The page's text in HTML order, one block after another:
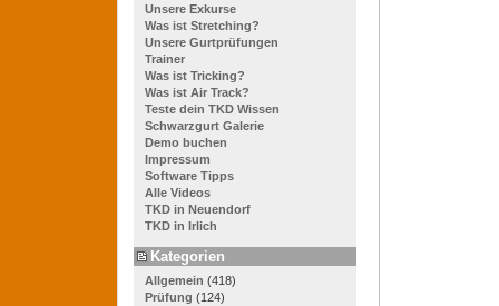
Unsere Exkurse
Was ist Stretching?
Unsere Gurtprüfungen
Trainer
Was ist Tricking?
Was ist Air Track?
Teste dein TKD Wissen
Schwarzgurt Galerie
Demo buchen
Impressum
Software Tipps
Alle Videos
TKD in Neuendorf
TKD in Irlich
Kategorien
Allgemein (418)
Prüfung (124)